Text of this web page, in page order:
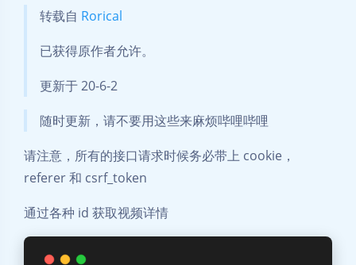
转载自 Rorical
已获得原作者允许。
更新于 20-6-2
随时更新，请不要用这些来麻烦哔哩哔哩
请注意，所有的接口请求时候务必带上 cookie，
referer 和 csrf_token
通过各种 id 获取视频详情